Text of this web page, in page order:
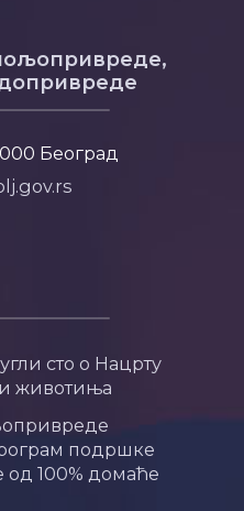
Београд
сто о Нацрту
животиња
подршке
100% домаће